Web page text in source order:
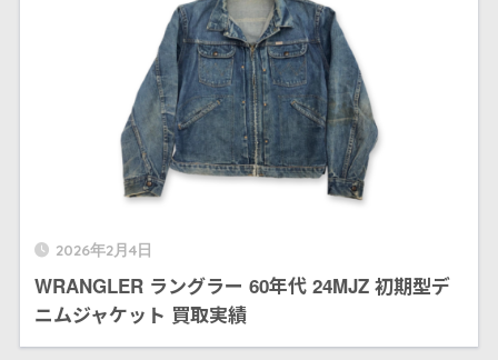
2026年2月4日
WRANGLER ラングラー 60年代 24MJZ 初期型デ
ニムジャケット 買取実績